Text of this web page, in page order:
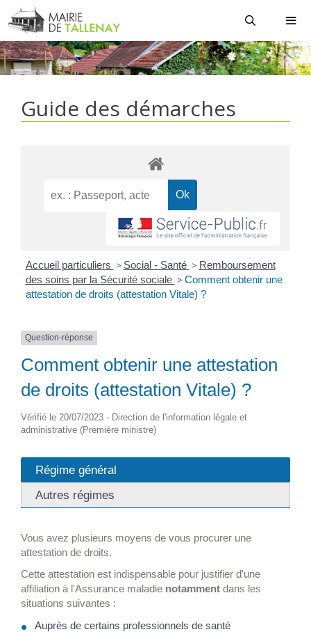
Aller
au
contenu
Guide des démarches
Accueil particuliers > Social - Santé > Remboursement
des soins par la Sécurité sociale > Comment obtenir une
attestation de droits (attestation Vitale) ?
Question-réponse
Comment obtenir une attestation
de droits (attestation Vitale) ?
Vérifié le 20/07/2023 - Direction de l'information légale et
administrative (Première ministre)
Régime général
Autres régimes
Vous avez plusieurs moyens de vous procurer une
attestation de droits.
Cette attestation est indispensable pour justifier d'une
affiliation à l'Assurance maladie notamment dans les
situations suivantes :
Auprès de certains professionnels de santé